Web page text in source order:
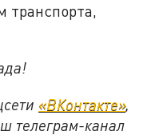
«ВКонтакте»,
телеграм-канал